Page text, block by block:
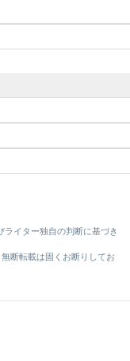
イター独自の判断に基づき
断転載は固くお断りしてお